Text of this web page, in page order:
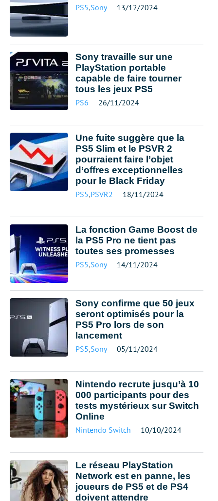
PS5,Sony 13/12/2024
Sony travaille sur une
PlayStation portable
capable de faire tourner
tous les jeux PS5
PS6 26/11/2024
Une fuite suggère que la
PS5 Slim et le PSVR 2
pourraient faire l’objet
d’offres exceptionnelles
pour le Black Friday
PS5,PSVR2 18/11/2024
La fonction Game Boost de
la PS5 Pro ne tient pas
toutes ses promesses
PS5,Sony 14/11/2024
Sony confirme que 50 jeux
seront optimisés pour la
PS5 Pro lors de son
lancement
PS5,Sony 05/11/2024
Nintendo recrute jusqu’à 10
000 participants pour des
tests mystérieux sur Switch
Online
Nintendo Switch 10/10/2024
Le réseau PlayStation
Network est en panne, les
joueurs de PS5 et de PS4
doivent attendre